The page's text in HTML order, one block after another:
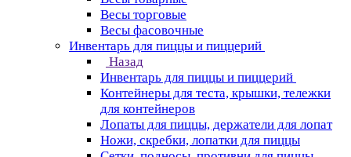
Весы торговые
Весы фасовочные
Инвентарь для пиццы и пиццерий
Назад
Инвентарь для пиццы и пиццерий
Контейнеры для теста, крышки, тележки
для контейнеров
Лопаты для пиццы, держатели для лопат
Ножи, скребки, лопатки для пиццы